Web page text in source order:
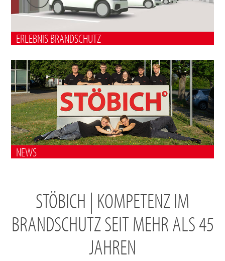
ERLEBNIS BRANDSCHUTZ
NEWS
STÖBICH | KOMPETENZ IM
BRANDSCHUTZ SEIT MEHR ALS 45
JAHREN